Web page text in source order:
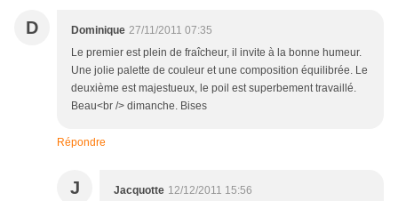
D Dominique 27/11/2011 07:35
Le premier est plein de fraîcheur, il invite à la bonne humeur.
Une jolie palette de couleur et une composition équilibrée. Le
deuxième est majestueux, le poil est superbement travaillé.
Beau<br /> dimanche. Bises
Répondre
J Jacquotte 12/12/2011 15:56